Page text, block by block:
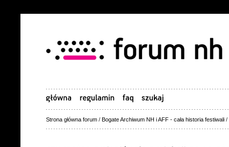
Strona główna forum / Bogate Archiwum NH i AFF - cała historia festiwali /